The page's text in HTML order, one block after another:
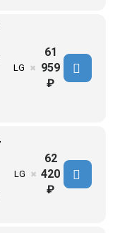
LG ✖
61
959
₽
LG ✖
62
420
₽